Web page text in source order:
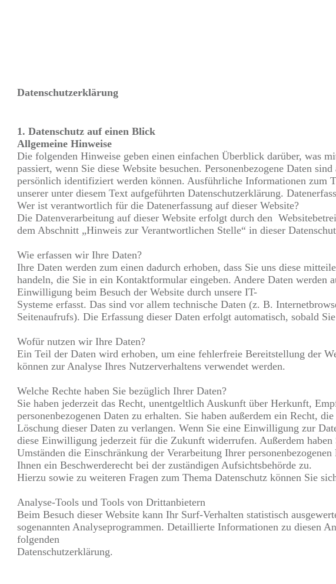
Datenschutzerklärung
1. Datenschutz auf einen Blick
Allgemeine Hinweise
Die folgenden Hinweise geben einen einfachen Überblick darüber, was
passiert, wenn Sie diese Website besuchen. Personenbezogene Daten
persönlich identifiziert werden können. Ausführliche Informationen zum
unserer unter diesem Text aufgeführten Datenschutzerklärung.
Wer ist verantwortlich für die Datenerfassung auf dieser Website?
Die Datenverarbeitung auf dieser Website erfolgt durch den
dem Abschnitt „Hinweis zur Verantwortlichen Stelle“ in dieser
Wie erfassen wir Ihre Daten?
Ihre Daten werden zum einen dadurch erhoben, dass Sie uns diese
handeln, die Sie in ein Kontaktformular eingeben. Andere Daten werden
Einwilligung beim Besuch der Website durch unsere IT-
Systeme erfasst. Das sind vor allem technische Daten (z. B.
Seitenaufrufs). Die Erfassung dieser Daten erfolgt automatisch, sobald
Wofür nutzen wir Ihre Daten?
Ein Teil der Daten wird erhoben, um eine fehlerfreie Bereitstellung der
können zur Analyse Ihres Nutzerverhaltens verwendet werden.
Welche Rechte haben Sie bezüglich Ihrer Daten?
Sie haben jederzeit das Recht, unentgeltlich Auskunft über Herkunft,
personenbezogenen Daten zu erhalten. Sie haben außerdem ein Recht,
Löschung dieser Daten zu verlangen. Wenn Sie eine Einwilligung zur
diese Einwilligung jederzeit für die Zukunft widerrufen. Außerdem haben
Umständen die Einschränkung der Verarbeitung Ihrer
Ihnen ein Beschwerderecht bei der zuständigen Aufsichtsbehörde zu.
Hierzu sowie zu weiteren Fragen zum Thema Datenschutz können Sie
Analyse-Tools und Tools von Drittanbietern
Beim Besuch dieser Website kann Ihr Surf-Verhalten statistisch
sogenannten Analyseprogrammen. Detaillierte Informationen zu diesen
folgenden
Datenschutzerklärung.